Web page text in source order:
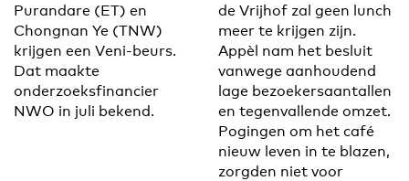
Purandare (ET) en
Chongnan Ye (TNW)
krijgen een Veni-beurs.
Dat maakte
onderzoeksfinancier
NWO in juli bekend.
de Vrijhof zal geen lunch
meer te krijgen zijn.
Appèl nam het besluit
vanwege aanhoudend
lage bezoekersaantallen
en tegenvallende omzet.
Pogingen om het café
nieuw leven in te blazen,
zorgden niet voor